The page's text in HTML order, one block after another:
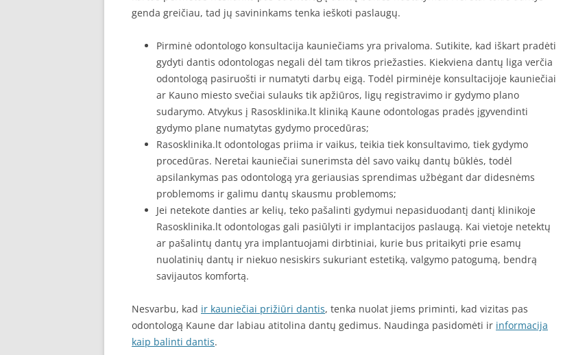
genda greičiau, tad jų savininkams tenka ieškoti paslaugų.
Pirminė odontologo konsultacija kauniečiams yra privaloma. Sutikite, kad iškart pradėti
gydyti dantis odontologas negali dėl tam tikros priežasties. Kiekviena dantų liga verčia
odontologą pasiruošti ir numatyti darbų eigą. Todėl pirminėje konsultacijoje kauniečiai
ar Kauno miesto svečiai sulauks tik apžiūros, ligų registravimo ir gydymo plano
sudarymo. Atvykus į Rasosklinika.lt kliniką Kaune odontologas pradės įgyvendinti
gydymo plane numatytas gydymo procedūras;
Rasosklinika.lt odontologas priima ir vaikus, teikia tiek konsultavimo, tiek gydymo
procedūras. Neretai kauniečiai sunerimsta dėl savo vaikų dantų būklės, todėl
apsilankymas pas odontologą yra geriausias sprendimas užbėgant dar didesnėms
problemoms ir galimu dantų skausmu problemoms;
Jei netekote danties ar kelių, teko pašalinti gydymui nepasiduodantį dantį klinikoje
Rasosklinika.lt odontologas gali pasiūlyti ir implantacijos paslaugą. Kai vietoje netektų
ar pašalintų dantų yra implantuojami dirbtiniai, kurie bus pritaikyti prie esamų
nuolatinių dantų ir niekuo nesiskirs sukuriant estetiką, valgymo patogumą, bendrą
savijautos komfortą.
Nesvarbu, kad ir kauniečiai prižiūri dantis, tenka nuolat jiems priminti, kad vizitas pas
odontologą Kaune dar labiau atitolina dantų gedimus. Naudinga pasidomėti ir informacija
kaip balinti dantis.